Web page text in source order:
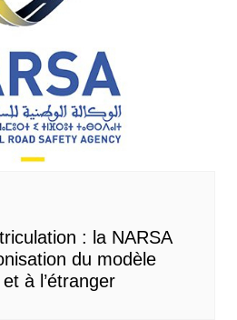
: la NARSA
du modèle
à l’étranger